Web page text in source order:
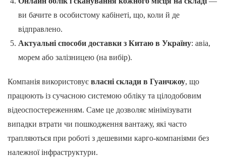
ви бачите в особистому кабінеті, що, коли й де
відправлено.
Актуальні способи доставки з Китаю в Україну: авіа,
морем або залізницею (на вибір).
Компанія використовує власні склади в Гуанчжоу, що
працюють із сучасною системою обліку та цілодобовим
відеоспостереженням. Саме це дозволяє мінімізувати
випадки втрати чи пошкодження вантажу, які часто
трапляються при роботі з дешевими карго-компаніями без
належної інфраструктури.